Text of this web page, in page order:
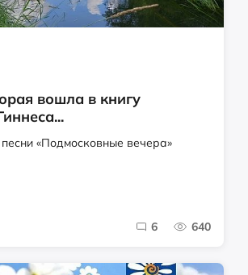
вошла в книгу
«Подмосковные вечера»
6 640